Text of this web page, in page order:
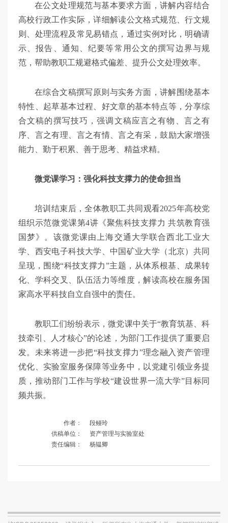
在公文处理规范与基本要求方面，讲解内容结合
高校行政工作实际，详细解读公文格式规范、行文规
则、处理流程及常见易错点，通过实例对比，明确请
示、报告、通知、纪要等常用公文的撰写边界与规
范，帮助教职工规避格式偏差、提升公文处理效率。
在综合文稿撰写原则与实务方面，讲解围绕基本
特性、起草基本过程、好文章的基本特点等，分享综
合文稿的撰写技巧，强调文稿应言之有物、言之有
序、言之有理、言之有情、言之有采，鼓励大家增强
能力、勤于积累、善于思考、精益求精。
微党课学习：强化科技支撑力的使命担当
培训结束后，全体教职工共同观看2025年高校党
组织示范微党课第4讲《聚焦科技支撑力 共筑教育强
国梦》。该微党课由上海交通大学联合西北工业大
学、西安电子科技大学、中国矿业大学（北京）共同
呈现，围绕“科技支撑力”主题，从体系根基、成果转
化、学科交叉、队伍活力等维度，解读高校在服务国
家高水平科技自立自强中的责任。
教职工们纷纷表示，微党课中关于“教育筑基、科
技牵引、人才核心”的论述，为部门工作提供了重要启
发。未来将进一步把“科技支撑力”理念融入资产管理
优化、实验室服务保障等业务中，以党建引领业务提
质，推动部门工作与学校“建设世界一流大学”目标同
频共振。
作者：
段鳗玲
供稿单位：
资产管理与实验室处
责任编辑：
杨韫卿